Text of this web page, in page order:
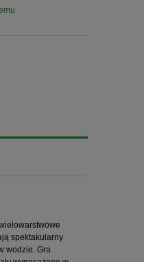
spektakularny
wodzie. Gra